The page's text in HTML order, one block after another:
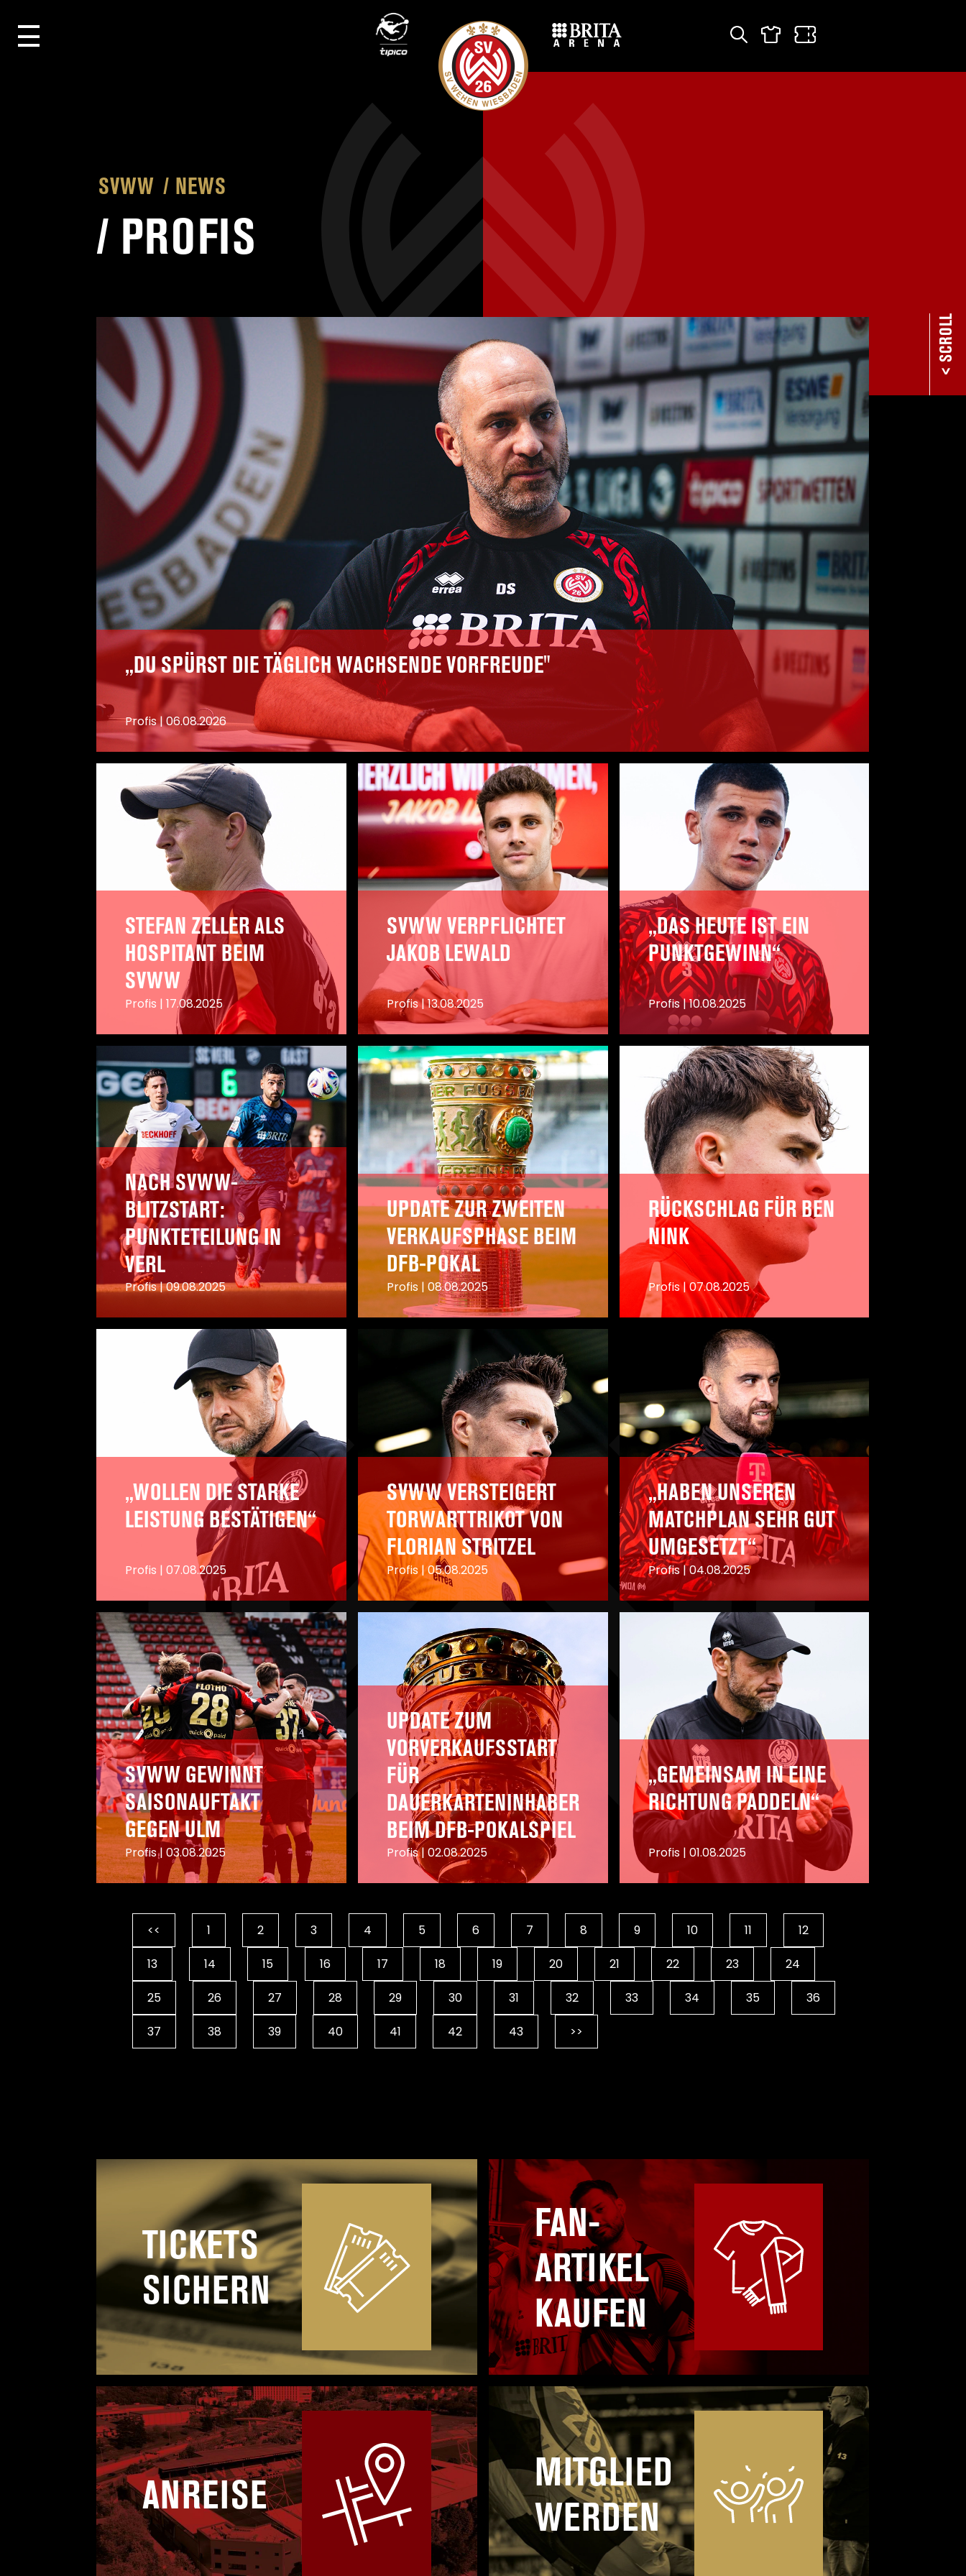
SVWW NEWS
/ PROFIS
< SCROLL
„DU SPÜRST DIE TÄGLICH WACHSENDE VORFREUDE"
Profis|06.08.2026
A
STEFAN ZELLER ALS
HOSPITANT BEIM
SVWW
Profis |17.08.2025
A
SVWW VERPFLICHTET
JAKOB LEWALD
Profis|13.08.2025
A
„DAS HEUTE IST EIN
PUNKTGEWINN“
Profis|10.08.2025
A
NACH SVWW-
BLITZSTART:
PUNKTETEILUNG IN
VERL
Profis|09.08.2025
UPDATE ZUR ZWEITEN
VERKAUFSPHASE BEIM
DFB-POKAL
Profis |08.08.2025
RÜCKSCHLAG FÜR BEN
NINK
Profis|07.08.2025
„WOLLEN DIE STARKE
LEISTUNG BESTÄTIGEN“
Profis |07.08.2025
SVWW VERSTEIGERT
TORWARTTRIKOT VON
FLORIAN STRITZEL
Profis|05.08.2025
„HABEN UNSEREN
MATCHPLAN SEHR GUT
UMGESETZT“
Profis |04.08.2025
SVWW GEWINNT
SAISONAUFTAKT
GEGEN ULM
Profis |03.08.2025
UPDATE ZUM
VORVERKAUFSSTART
FÜR
DAUERKARTENINHABER
BEIM DFB-POKALSPIEL
Profis |02.08.2025
„GEMEINSAM IN EINE
RICHTUNG PADDELN“
Profis | 01.08.2025
<< 1 2 3 4 5 6 7 8 9 10 11 12
13 14 15 16 17 18 19 20 21 22 23 24
25 26 27 28 29 30 31 32 33 34 35 36
37 38 39 40 41 42 43 >>
TICKETS
SICHERN
FAN-
ARTIKEL
KAUFEN
ANREISE
MITGLIED
WERDEN